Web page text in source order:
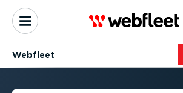
Webfleet